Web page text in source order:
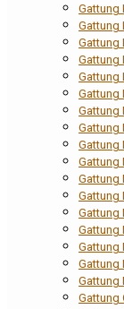
Gattung
Gattung
Gattung
Gattung
Gattung
Gattung
Gattung
Gattung
Gattung
Gattung
Gattung
Gattung
Gattung
Gattung
Gattung
Gattung
Gattung
Gattung